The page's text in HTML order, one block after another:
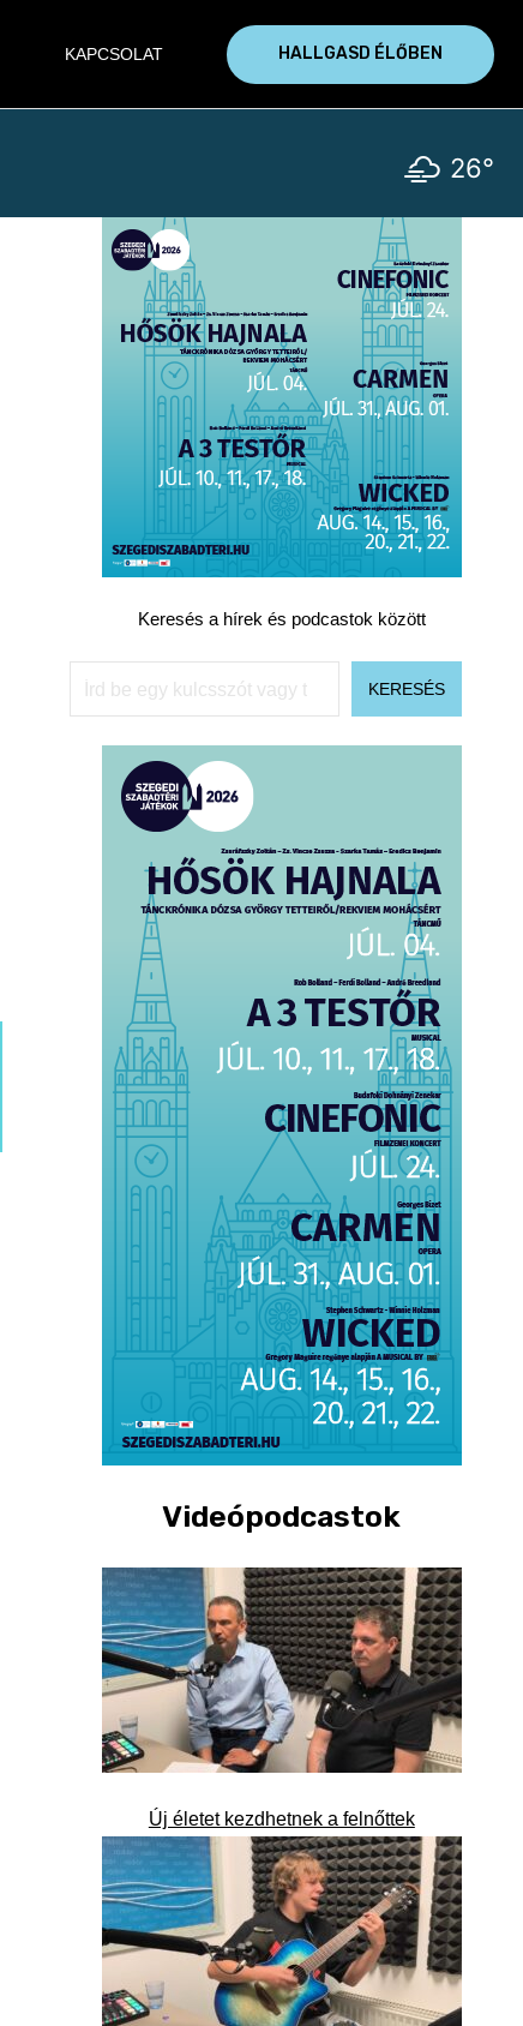
KAPCSOLAT HALLGASD ÉLŐBEN
26°
Keresés a hírek és podcastok között
Keresés
KERESÉS
Videópodcastok
Új életet kezdhetnek a felnőttek